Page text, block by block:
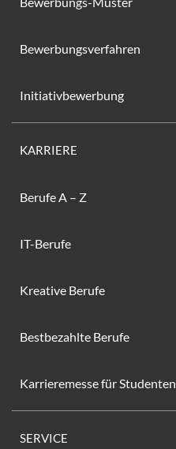
Bewerbungsverfahren
Initiativbewerbung
KARRIERE
Berufe A – Z
IT-Berufe
Kreative Berufe
Bestbezahlte Berufe
Karrieremesse für Studenten
SERVICE